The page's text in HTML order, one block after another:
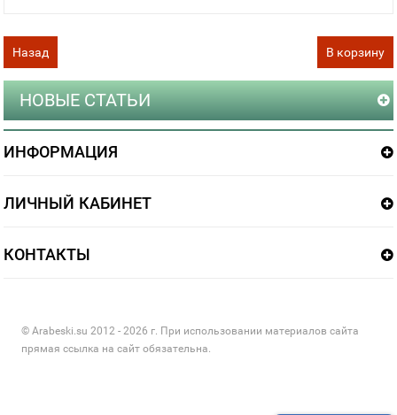
В корзину
Назад
НОВЫЕ СТАТЬИ
ИНФОРМАЦИЯ
ЛИЧНЫЙ КАБИНЕТ
КОНТАКТЫ
© Arabeski.su 2012 - 2026 г. При использовании материалов сайта
прямая ссылка на сайт обязательна.